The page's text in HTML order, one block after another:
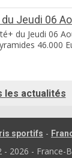
Jeudi 06
du Jeudi 06
46.000
les actualités
sportifs -
- 2026 -